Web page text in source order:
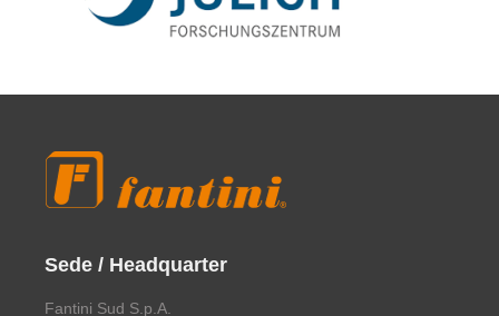
Sede / Headquarter
Fantini Sud S.p.A.